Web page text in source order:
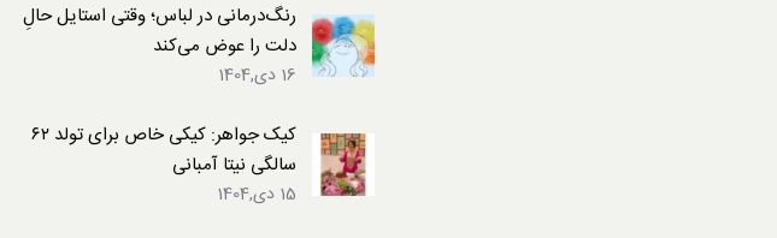
رنگ‌درمانی در لباس؛ وقتی استایل حالِ
دلت را عوض می‌کند
16 دی,1404
کیک جواهر: کیکی خاص برای تولد ۶۲
سالگی نیتا آمبانی
15 دی,1404